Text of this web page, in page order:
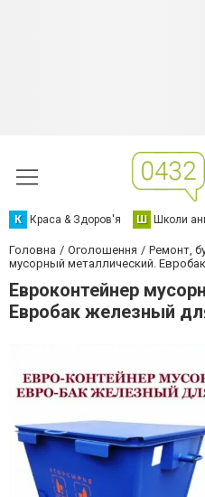
К Краса & Здоров'я Ш Школи
Головна Оголошення Ремонт,
мусорный металлический.
Евроконтейнер
Евробак железный